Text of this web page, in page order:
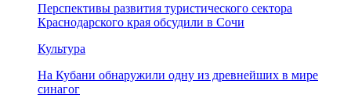
Перспективы развития туристического сектора
Краснодарского края обсудили в Сочи
Культура
На Кубани обнаружили одну из древнейших в мире
синагог